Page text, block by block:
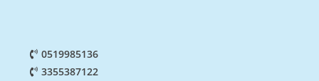
0519985136
3355387122